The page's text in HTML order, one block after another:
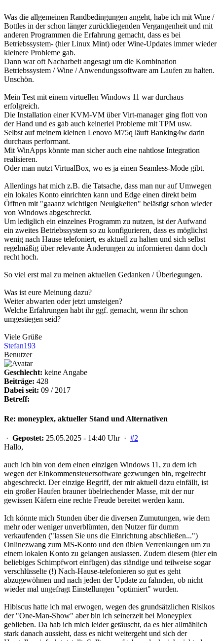
Was die allgemeinen Randbedingungen angeht, habe ich mit Wine /
Bottles in der schon länger zurückliegenden Vergangenheit und mit
anderen Programmen die Erfahrung gemacht, dass es bei
Betriebssystem- (hier Linux Mint) oder Wine-Updates immer wieder
kleinere Probleme gab.
Dann war oft Nacharbeit angesagt um die Kombination
Betriebssystem / Wine / Anwendungssoftware am Laufen zu halten.
Unschön.
Mein Test mit einem virtuellen Windows 11 war durchaus
erfolgreich.
Die Installation einer KVM-VM über Virt-manager ging flott von
der Hand und es gab auch keinerlei Probleme mit TPM usw.
Selbst auf meinem kleinen Lenovo M75q läuft Banking4w darin
durchaus performant.
Mit WinApps könnte man sicher auch eine nahtlose Integration
realisieren.
Oder man nutzt VirtualBox, wo es ja einen Seamless-Mode gibt.
Allerdings hat mich z.B. die Tatsache, dass man nur auf Umwegen
ein lokales Konto einrichten kann und Edge einen direkt beim
Öffnen mit "gaaanz wichtigen Neuigkeiten" belästigt schon wieder
von Windows abgeschreckt.
Um lediglich ein einzelnes Programm zu nutzen, ist der Aufwand
ein zweites Betriebssystem so zu konfigurieren, dass es möglichst
wenig nach Hause telefoniert, es aktuell zu halten und sich selbst
regelmäßig über relevante Änderungen zu informieren dann doch
recht hoch.
So viel erst mal zu meinen aktuellen Gedanken / Überlegungen.
Was ist eure Meinung dazu?
Weiter abwarten oder jetzt umsteigen?
Welche Erfahrungen habt ihr ggf. gemacht, wenn ihr schon
umgestiegen seid?
Viele Grüße
Stefan193
Benutzer
Geschlecht: keine Angabe
Beiträge: 428
Dabei seit: 09 / 2017
Betreff:
Re: moneyplex, aktueller Stand und Alternativen
· Gepostet: 25.05.2025 - 14:40 Uhr · #2
Hallo,
auch ich bin von dem einen einzigen Windows 11, zu dem ich
wegen der Einkommensteuersoftware gezwungen bin, regelrecht
abgeschreckt. Der einzige Begriff, der mir aktuell dazu einfällt, ist
ein großer Haufen brauner übelriechender Masse, mit der nur
gewissen Käfern eine rechte Freude bereitet werden kann.
Ich könnte mich Stunden über die diversen Zumutungen, wie dem
mehr oder weniger unverblümten, den Nutzer für dumm
verkaufenden ("lassen Sie uns die Einrichtung abschließen...")
Onlinezwang zum MS-Konto und den üblen Verrenkungen um zu
einem lokalen Konto zu gelangen auslassen. Zudem diesem (hier ein
beliebiges Schimpfwort einfügen) das ständige und teilweise sogar
verschlüsselte (!) Nach-Hause-telefonieren so gut es geht
abzugewöhnen und nach jeden der Update zu fahnden, ob nicht
wieder mal ungefragt Einstellungen "optimiert" wurden.
Hibiscus hatte ich mal erwogen, wegen des grundsätzlichen Risikos
der "One-Man-Show" aber bin ich seinerzeit bei Moneyplex
geblieben. Da hab ich mich leider getäuscht, da es hier allmählich
stark danach aussieht, dass es nicht weitergeht und sich der